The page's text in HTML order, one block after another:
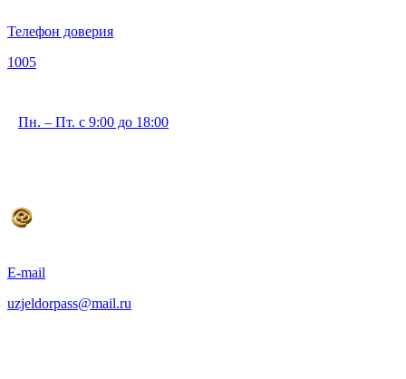
Телефон доверия
1005
Пн. – Пт. с 9:00 до 18:00
E-mail
uzjeldorpass@mail.ru